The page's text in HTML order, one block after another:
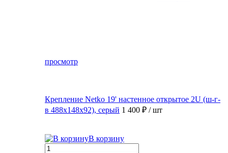
просмотр
Крепление Netko 19' настенное открытое 2U (ш-г-
в 488х148х92), серый 1 400 ₽ / шт
В корзину